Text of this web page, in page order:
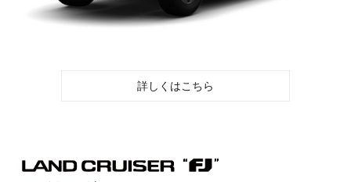
詳しくはこちら